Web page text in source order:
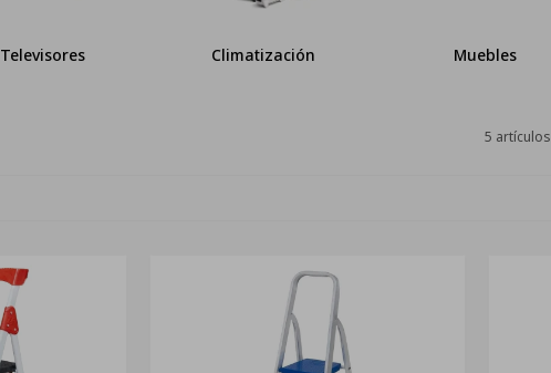
Televisores Climatización Muebles
5 artículos